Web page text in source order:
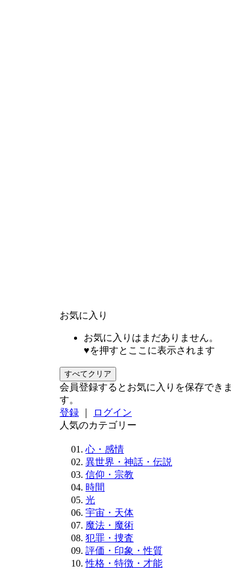
お気に入り
お気に入りはまだありません。
♥を押すとここに表示されます
すべてクリア
会員登録するとお気に入りを保存できま
す。
登録
ログイン
人気のカテゴリー
心・感情
異世界・神話・伝説
信仰・宗教
時間
光
宇宙・天体
魔法・魔術
犯罪・捜査
評価・印象・性質
性格・特徴・才能